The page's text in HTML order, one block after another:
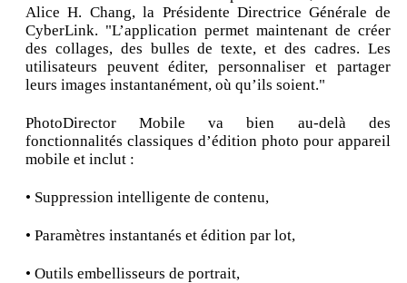
Alice H. Chang, la Présidente Directrice Générale de
CyberLink. "L’application permet maintenant de créer
des collages, des bulles de texte, et des cadres. Les
utilisateurs peuvent éditer, personnaliser et partager
leurs images instantanément, où qu’ils soient."
PhotoDirector Mobile va bien au-delà des
fonctionnalités classiques d’édition photo pour appareil
mobile et inclut :
• Suppression intelligente de contenu,
• Paramètres instantanés et édition par lot,
• Outils embellisseurs de portrait,